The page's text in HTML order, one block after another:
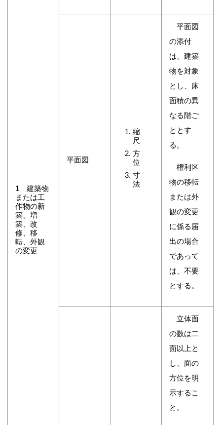
1 建築物
または工
作物の新
築、増
築、改
修、移
転、外観
の変更
平面図
縮
尺
方
位
寸
法
平面図
の添付
は、建築
物を対象
とし、床
面積の異
なる階ご
ととす
る。
権利区
物の移転
または外
観の変更
に係る届
出の場合
であって
は、不要
とする。
立体面
の数は二
面以上と
し、面の
方位を明
示するこ
と。